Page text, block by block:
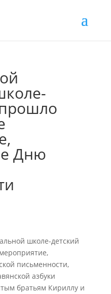
Дню
школе-детский
письменности,
азбуки
братьям Кириллу и